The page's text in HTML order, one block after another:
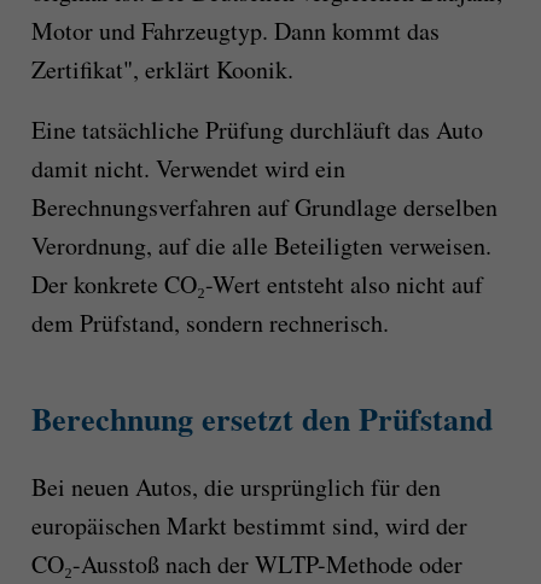
Motor und Fahrzeugtyp. Dann kommt das
Zertifikat", erklärt Koonik.
Eine tatsächliche Prüfung durchläuft das Auto
damit nicht. Verwendet wird ein
Berechnungsverfahren auf Grundlage derselben
Verordnung, auf die alle Beteiligten verweisen.
Der konkrete CO₂-Wert entsteht also nicht auf
dem Prüfstand, sondern rechnerisch.
Berechnung ersetzt den Prüfstand
Bei neuen Autos, die ursprünglich für den
europäischen Markt bestimmt sind, wird der
CO₂-Ausstoß nach der WLTP-Methode oder